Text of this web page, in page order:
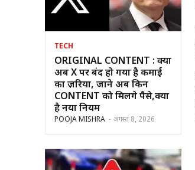
TECH
ORIGINAL CONTENT : क्या
अब X पर बंद हो गया है कमाई
का ज़रिया, जाने अब किन
CONTENT को मिलेंगे पैसे,क्या
है नया नियम
POOJA MISHRA - अगस्त 8, 2026